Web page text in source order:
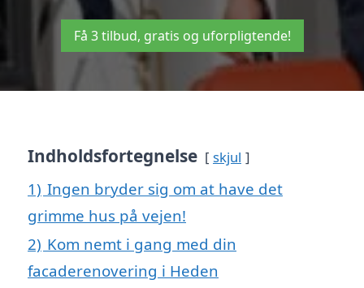
Få 3 tilbud, gratis og uforpligtende!
Indholdsfortegnelse skjul
1) Ingen bryder sig om at have det
grimme hus på vejen!
2) Kom nemt i gang med din
facaderenovering i Heden